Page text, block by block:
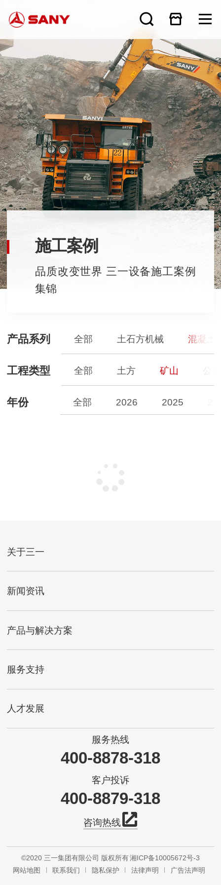
施工案例
品质改变世界 三一设备施工案例
集锦
产品系列 全部 土石方机械 混凝土
工程类型 全部 土方 矿山 公
年份 全部 2026 2025
关于三一
新闻资讯
产品与解决方案
服务支持
人才发展
服务热线
400-8878-318
客户投诉
400-8879-318
咨询热线
©2020 三一集团有限公司 版权所有湘ICP备10005672号-3
网站地图
联系我们 隐私保护 法律声明 广告法声明